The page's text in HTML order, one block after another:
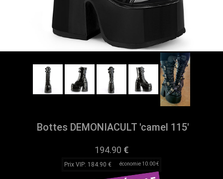
Bottes DEMONIACULT 'camel 115'
194.90 €
Prix VIP: 184.90 € économie 10.00 €